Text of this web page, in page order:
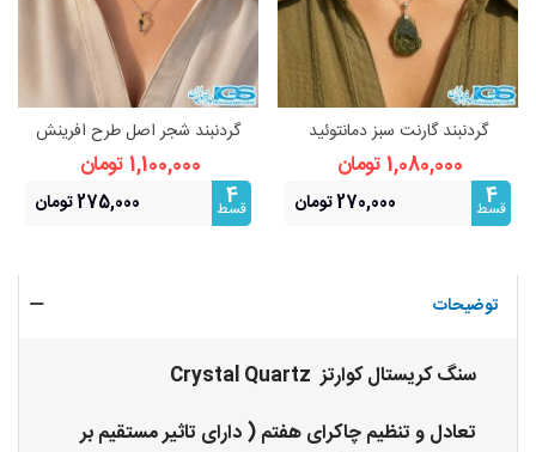
گردنبند گارنت سبز دمانتوئید
(بازنجیراستیل)
1,080,000 تومان
4
قسط 270,000 تومان
گردنبند شجر اصل طرح افرینش
(بازنجیراستیل) | نماد رشد و
فراوانی1,100,000 تومان
4
قسط 275,000 تومان
توضیحات
سنگ کریستال کوارتز Crystal Quartz
تعادل و تنظیم چاکرای هفتم ( دارای تاثیر مستقیم بر